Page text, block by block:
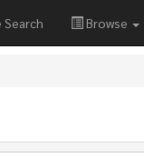
Search Browse